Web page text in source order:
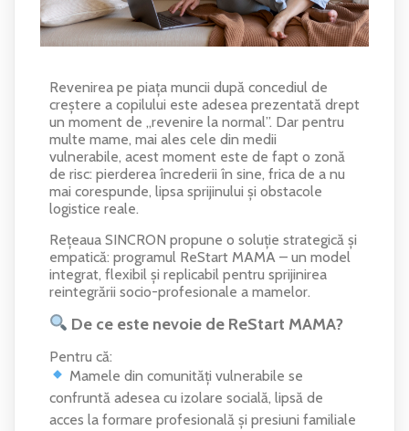
Revenirea pe piața muncii după concediul de
creștere a copilului este adesea prezentată drept
un moment de „revenire la normal”. Dar pentru
multe mame, mai ales cele din medii
vulnerabile, acest moment este de fapt o zonă
de risc: pierderea încrederii în sine, frica de a nu
mai corespunde, lipsa sprijinului și obstacole
logistice reale.
Rețeaua SINCRON propune o soluție strategică și
empatică: programul ReStart MAMA – un model
integrat, flexibil și replicabil pentru sprijinirea
reintegrării socio-profesionale a mamelor.
De ce este nevoie de ReStart MAMA?
Pentru că:
Mamele din comunități vulnerabile se
confruntă adesea cu izolare socială, lipsă de
acces la formare profesională și presiuni familiale